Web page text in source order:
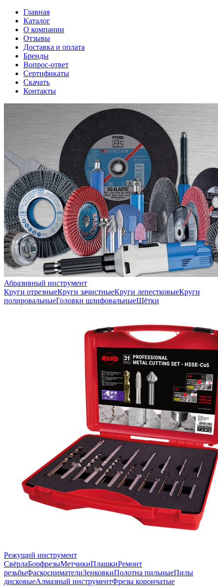
Главная
Каталог
О компании
Отзывы
Доставка и оплата
Бренды
Вопрос-ответ
Сертификаты
Скачать
Контакты
Абразивный инструмент
Круги отрезныеКруги зачистныеКруги лепестковыеКруги
полировальныеГоловки шлифовальныеЩётки
Режущий инструмент
СвёрлаБорфрезыМетчикиПлашкиРемонт
резьбыФаскоснимателиЗенковкиПолотна пильныеПилы
дисковыеАлмазный инструментФрезы корончатые